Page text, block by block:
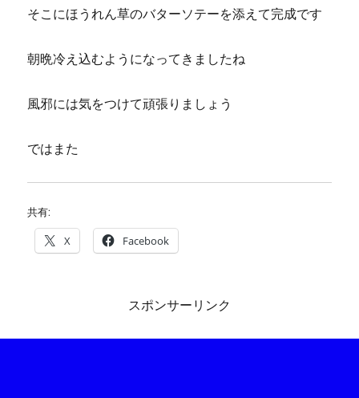
そこにほうれん草のバターソテーを添えて完成です
朝晩冷え込むようになってきましたね
風邪には気をつけて頑張りましょう
ではまた
共有:
X Facebook
スポンサーリンク